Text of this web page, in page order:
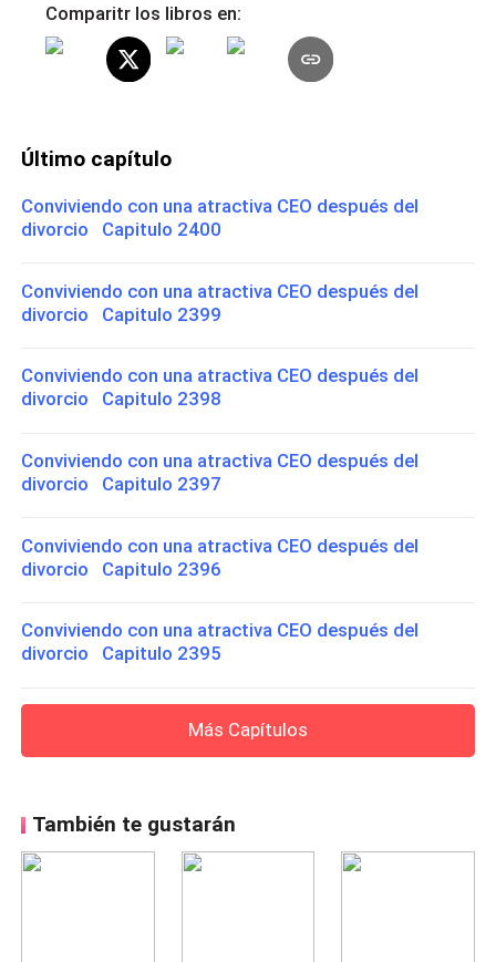
Comparitr los libros en:
Último capítulo
Conviviendo con una atractiva CEO después del
divorcio Capitulo 2400
Conviviendo con una atractiva CEO después del
divorcio Capitulo 2399
Conviviendo con una atractiva CEO después del
divorcio Capitulo 2398
Conviviendo con una atractiva CEO después del
divorcio Capitulo 2397
Conviviendo con una atractiva CEO después del
divorcio Capitulo 2396
Conviviendo con una atractiva CEO después del
divorcio Capitulo 2395
Más Capítulos
También te gustarán